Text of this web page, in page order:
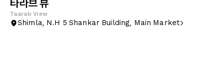
타라브 뷰
Taarab View
Shimla, N.H 5 Shankar Building, Main Market